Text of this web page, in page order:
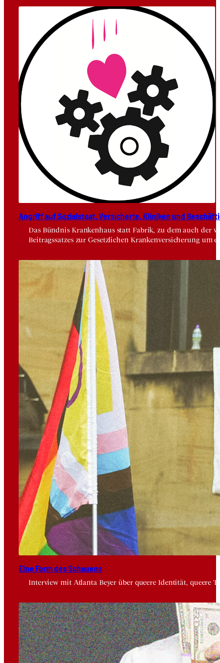
Angriff auf Sozi­al­staat, Ver­si­cher­te, Kli­ni­ken und
Das Bündnis Krankenhaus statt Fabrik, zu dem auch der
Beitragssatzes zur Gesetzlichen Krankenversicherung um
Eine Form des Schau­ens
Interview mit Atlanta Beyer über queere Identität, queere